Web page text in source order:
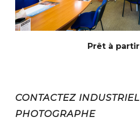
Prêt à partir
CONTACTEZ INDUSTRIEL
PHOTOGRAPHE